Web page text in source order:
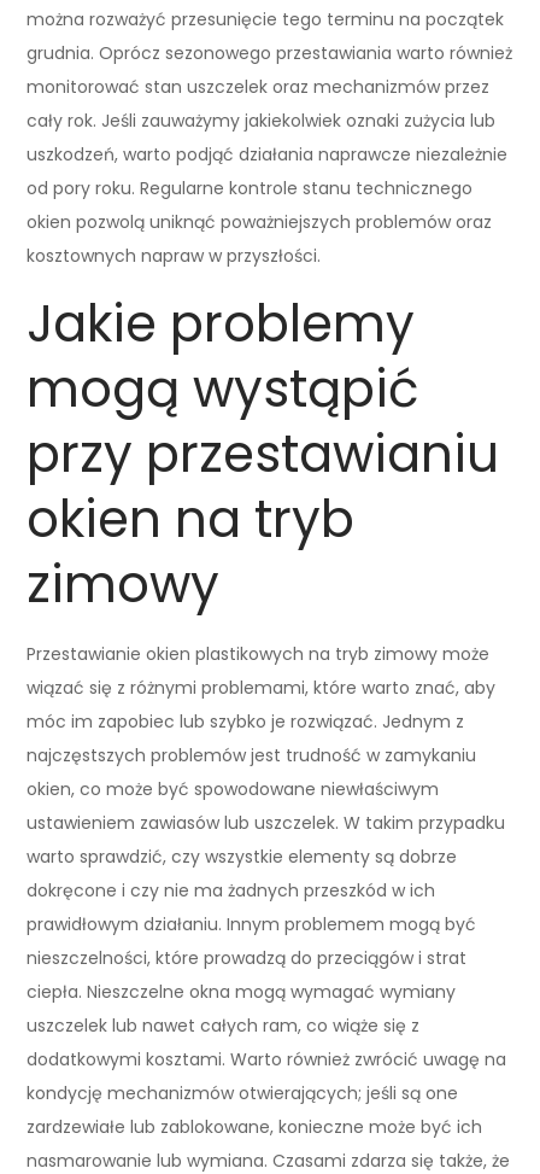
można rozważyć przesunięcie tego terminu na początek
grudnia. Oprócz sezonowego przestawiania warto również
monitorować stan uszczelek oraz mechanizmów przez
cały rok. Jeśli zauważymy jakiekolwiek oznaki zużycia lub
uszkodzeń, warto podjąć działania naprawcze niezależnie
od pory roku. Regularne kontrole stanu technicznego
okien pozwolą uniknąć poważniejszych problemów oraz
kosztownych napraw w przyszłości.
Jakie problemy
mogą wystąpić
przy przestawianiu
okien na tryb
zimowy
Przestawianie okien plastikowych na tryb zimowy może
wiązać się z różnymi problemami, które warto znać, aby
móc im zapobiec lub szybko je rozwiązać. Jednym z
najczęstszych problemów jest trudność w zamykaniu
okien, co może być spowodowane niewłaściwym
ustawieniem zawiasów lub uszczelek. W takim przypadku
warto sprawdzić, czy wszystkie elementy są dobrze
dokręcone i czy nie ma żadnych przeszkód w ich
prawidłowym działaniu. Innym problemem mogą być
nieszczelności, które prowadzą do przeciągów i strat
ciepła. Nieszczelne okna mogą wymagać wymiany
uszczelek lub nawet całych ram, co wiąże się z
dodatkowymi kosztami. Warto również zwrócić uwagę na
kondycję mechanizmów otwierających; jeśli są one
zardzewiałe lub zablokowane, konieczne może być ich
nasmarowanie lub wymiana. Czasami zdarza się także, że